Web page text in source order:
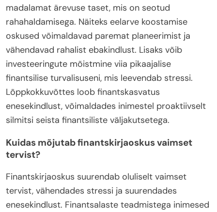
madalamat ärevuse taset, mis on seotud
rahahaldamisega. Näiteks eelarve koostamise
oskused võimaldavad paremat planeerimist ja
vähendavad rahalist ebakindlust. Lisaks võib
investeeringute mõistmine viia pikaajalise
finantsilise turvalisuseni, mis leevendab stressi.
Lõppkokkuvõttes loob finantskasvatus
enesekindlust, võimaldades inimestel proaktiivselt
silmitsi seista finantsiliste väljakutsetega.
Kuidas mõjutab finantskirjaoskus vaimset
tervist?
Finantskirjaoskus suurendab oluliselt vaimset
tervist, vähendades stressi ja suurendades
enesekindlust. Finantsalaste teadmistega inimesed